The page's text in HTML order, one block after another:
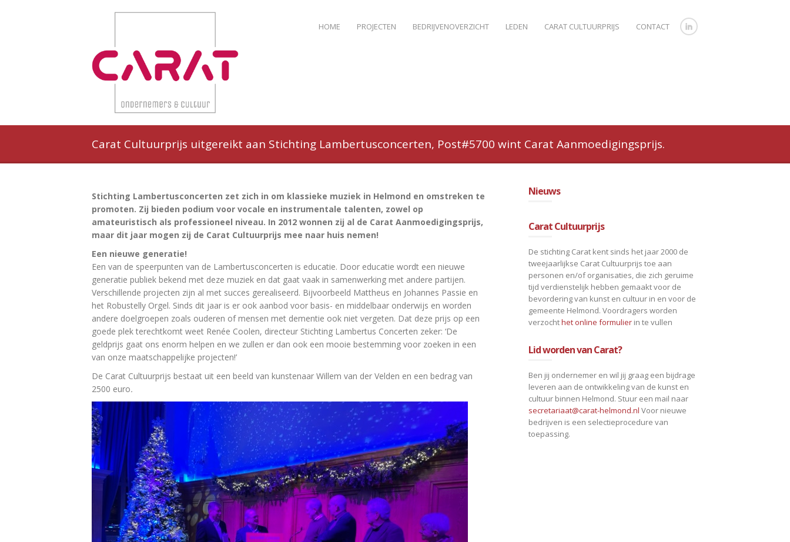
HOME PROJECTEN BEDRIJVENOVERZICHT LEDEN CARAT CULTUURPRIJS CONTACT
Carat Cultuurprijs uitgereikt aan Stichting Lambertusconcerten, Post#5700 wint Carat Aanmoedigingsprijs.
Stichting Lambertusconcerten zet zich in om klassieke muziek in Helmond en omstreken te
promoten. Zij bieden podium voor vocale en instrumentale talenten, zowel op
amateuristisch als professioneel niveau. In 2012 wonnen zij al de Carat Aanmoedigingsprijs,
maar dit jaar mogen zij de Carat Cultuurprijs mee naar huis nemen!
Een nieuwe generatie!
Een van de speerpunten van de Lambertusconcerten is educatie. Door educatie wordt een nieuwe
generatie publiek bekend met deze muziek en dat gaat vaak in samenwerking met andere partijen.
Verschillende projecten zijn al met succes gerealiseerd. Bijvoorbeeld Mattheus en Johannes Passie en
het Robustelly Orgel. Sinds dit jaar is er ook aanbod voor basis- en middelbaar onderwijs en worden
andere doelgroepen zoals ouderen of mensen met dementie ook niet vergeten. Dat deze prijs op een
goede plek terechtkomt weet Renée Coolen, directeur Stichting Lambertus Concerten zeker: ‘De
geldprijs gaat ons enorm helpen en we zullen er dan ook een mooie bestemming voor zoeken in een
van onze maatschappelijke projecten!’
De Carat Cultuurprijs bestaat uit een beeld van kunstenaar Willem van der Velden en een bedrag van
2500 euro.
Nieuws
Carat Cultuurprijs
De stichting Carat kent sinds het jaar 2000 de
tweejaarlijkse Carat Cultuurprijs toe aan
personen en/of organisaties, die zich geruime
tijd verdienstelijk hebben gemaakt voor de
bevordering van kunst en cultuur in en voor de
gemeente Helmond. Voordragers worden
verzochthet online formulier in te vullen
Lid worden van Carat?
Ben jij ondernemer en wil jij graag een bijdrage
leveren aan de ontwikkeling van de kunst en
cultuur binnen Helmond. Stuur een mail naar
secretariaat@carat-helmond.nl Voor nieuwe
bedrijven is een selectieprocedure van
toepassing.